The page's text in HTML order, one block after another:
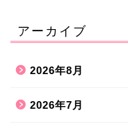
アーカイブ
2026年8月
2026年7月